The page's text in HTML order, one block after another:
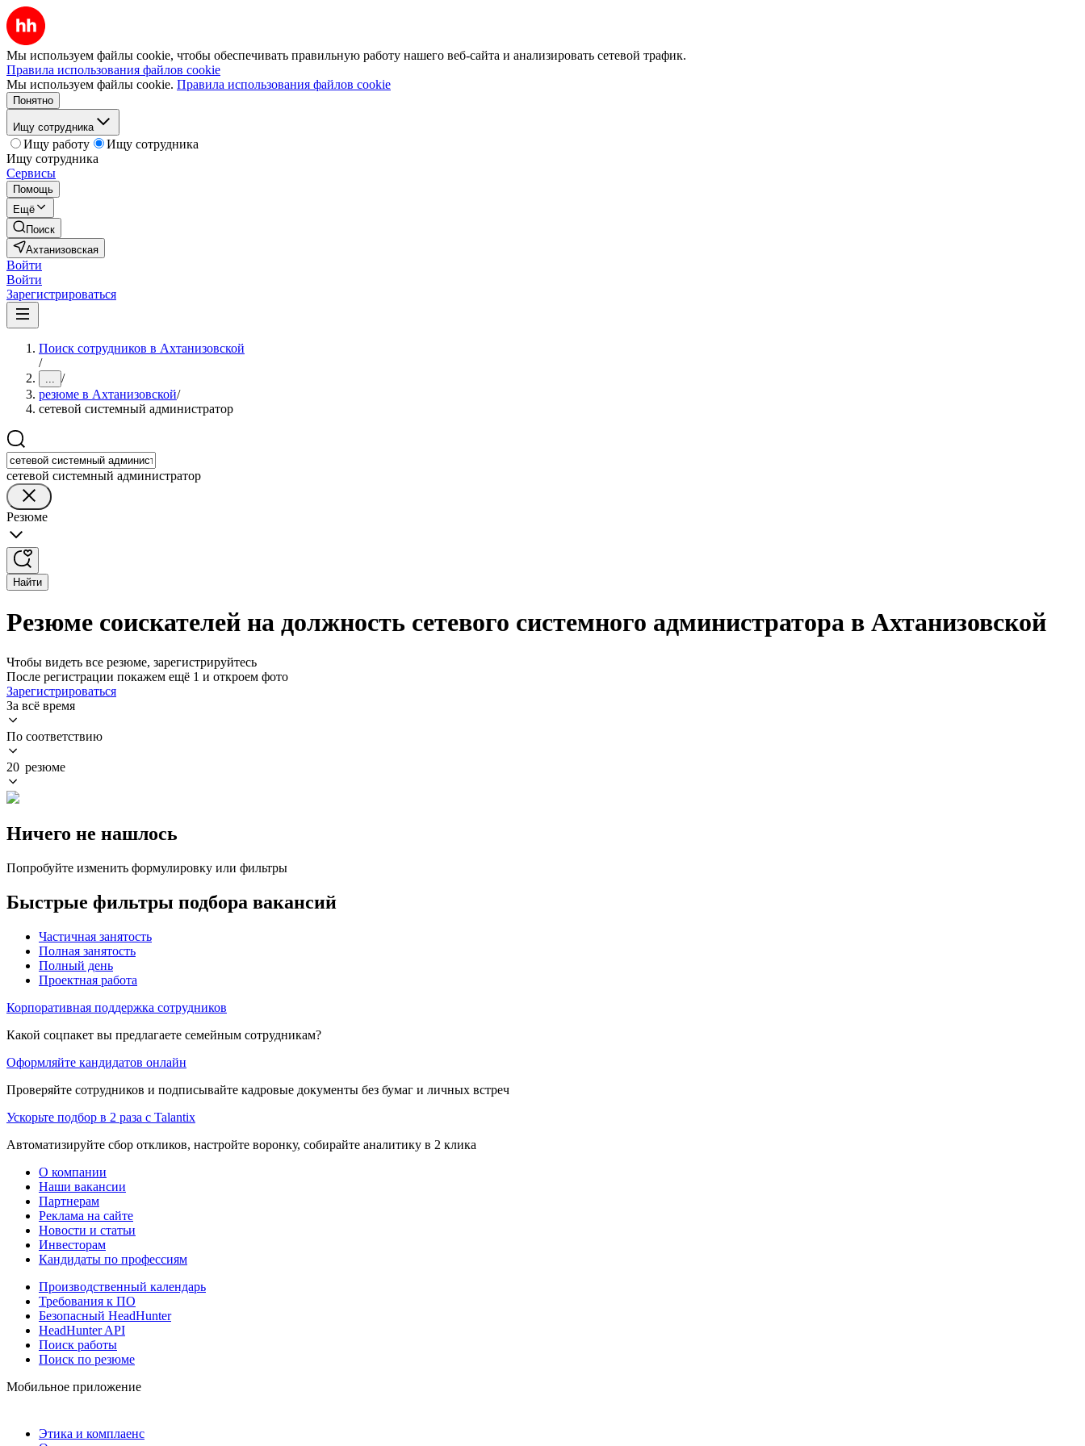
Мы используем файлы cookie, чтобы обеспечивать правильную работу нашего веб-сайта и анализировать сетевой трафик.
Правила использования файлов cookie
Мы используем файлы cookie. Правила использования файлов cookie
Понятно
Ищу сотрудника
Ищу работу
Ищу сотрудника
Ищу сотрудника
Сервисы
Помощь
Ещё
Поиск
Ахтанизовская
Войти
Войти
Зарегистрироваться
Поиск сотрудников в Ахтанизовской
/
... /
резюме в Ахтанизовской/
сетевой системный администратор
сетевой системный администратор
Резюме
Найти
Резюме соискателей на должность сетевого системного администратора в Ахтанизовской
Чтобы видеть все резюме, зарегистрируйтесь
После регистрации покажем ещё 1 и откроем фото
Зарегистрироваться
За всё время
По соответствию
20 резюме
Ничего не нашлось
Попробуйте изменить формулировку или фильтры
Быстрые фильтры подбора вакансий
Частичная занятость
Полная занятость
Полный день
Проектная работа
Корпоративная поддержка сотрудников
Какой соцпакет вы предлагаете семейным сотрудникам?
Оформляйте кандидатов онлайн
Проверяйте сотрудников и подписывайте кадровые документы без бумаг и личных встреч
Ускорьте подбор в 2 раза с Talantix
Автоматизируйте сбор откликов, настройте воронку, собирайте аналитику в 2 клика
О компании
Наши вакансии
Партнерам
Реклама на сайте
Новости и статьи
Инвесторам
Кандидаты по профессиям
Производственный календарь
Требования к ПО
Безопасный HeadHunter
HeadHunter API
Поиск работы
Поиск по резюме
Мобильное приложение
Этика и комплаенс